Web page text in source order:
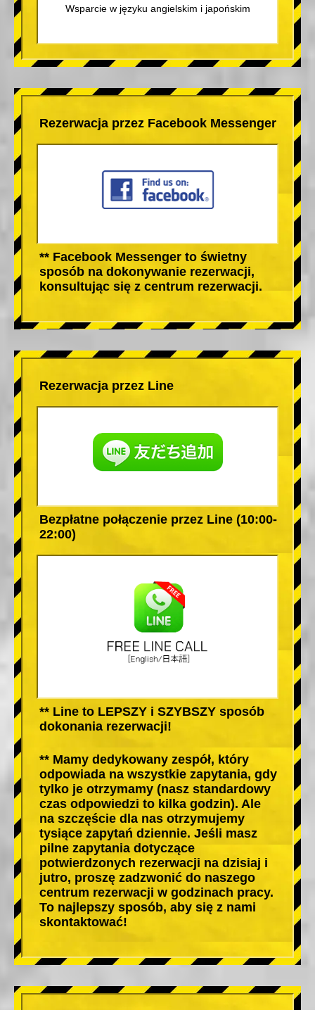
Wsparcie w języku angielskim i japońskim
Rezerwacja przez Facebook Messenger
** Facebook Messenger to świetny
sposób na dokonywanie rezerwacji,
konsultując się z centrum rezerwacji.
Rezerwacja przez Line
Bezpłatne połączenie przez Line (10:00-
22:00)
** Line to LEPSZY i SZYBSZY sposób
dokonania rezerwacji!
** Mamy dedykowany zespół, który
odpowiada na wszystkie zapytania, gdy
tylko je otrzymamy (nasz standardowy
czas odpowiedzi to kilka godzin). Ale
na szczęście dla nas otrzymujemy
tysiące zapytań dziennie. Jeśli masz
pilne zapytania dotyczące
potwierdzonych rezerwacji na dzisiaj i
jutro, proszę zadzwonić do naszego
centrum rezerwacji w godzinach pracy.
To najlepszy sposób, aby się z nami
skontaktować!